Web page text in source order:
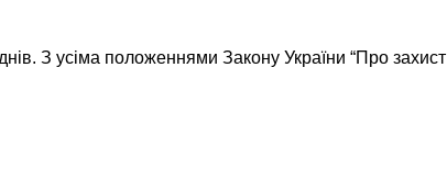
З усіма положеннями Закону України “Про захист